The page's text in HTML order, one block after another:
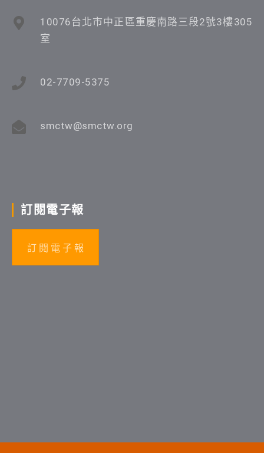
10076台北市中正區重慶南路三段2號3樓305
室
02-7709-5375
smctw@smctw.org
訂閱電子報
訂 閱 電 子 報